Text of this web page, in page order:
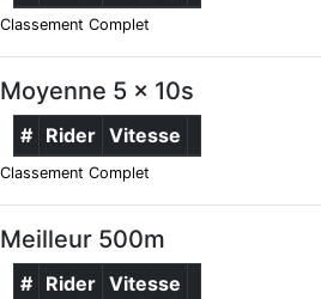
Classement Complet
Moyenne 5 x 10s
# Rider Vitesse
Classement Complet
Meilleur 500m
# Rider Vitesse